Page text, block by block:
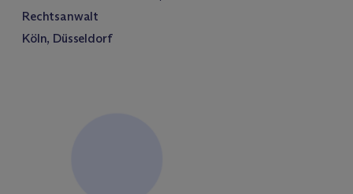
Rechtsanwalt
Köln, Düsseldorf